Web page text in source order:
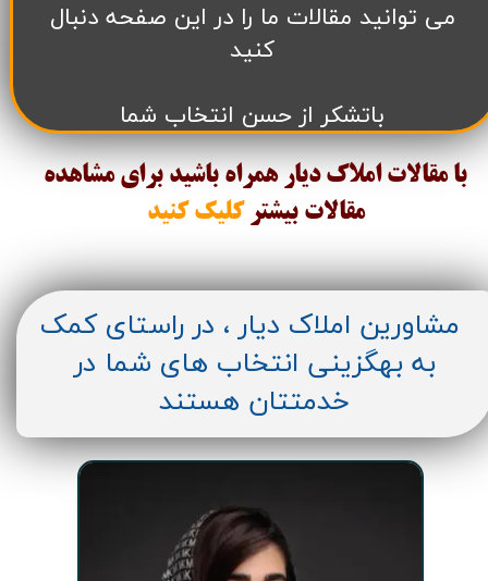
می توانید مقالات ما را در این صفحه دنبال
کنید
باتشکر از حسن انتخاب شما
با مقالات املاک دیار همراه باشید برای مشاهده
مقالات بیشتر کلیک کنید
مشاورین املاک دیار ، در راستای کمک
به بهگزینی انتخاب های شما در
خدمتتان هستند